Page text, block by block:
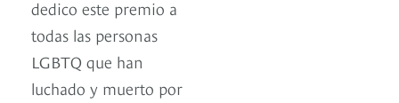
dedico este premio a
todas las personas
LGBTQ que han
luchado y muerto por